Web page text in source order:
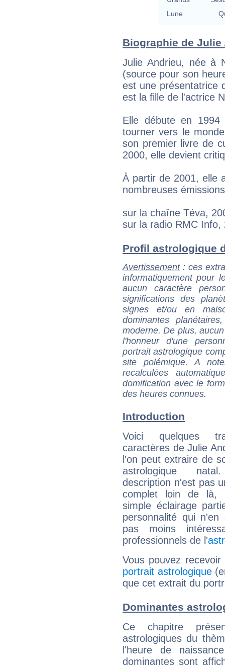
Lune
Biographie de
Julie Andrieu, née à
(source pour son
est une présentatrice
est la fille de l'actrice
Elle débute en
tourner vers le
son premier livre de
2000, elle devient
À partir de 2001, elle
nombreuses
sur la chaîne Téva,
sur la radio RMC Info,
Profil astrologique
Avertissement: ces
informatiquement pour
aucun caractère
significations des
signes et/ou en
dominantes
moderne. De plus,
l'honneur d'une
portrait astrologique
site polémique. A
recalculées
domification avec le
des heures connues.
Introduction
Voici quelques
caractères de Julie
l'on peut extraire de
astrologique
description n'est pas
complet loin de là,
simple éclairage
personnalité qui n'en
pas moins
professionnels de l'
Vous pouvez
portrait astrologique
que cet extrait du
Dominantes
Ce chapitre
astrologiques du
l'heure de
dominantes sont